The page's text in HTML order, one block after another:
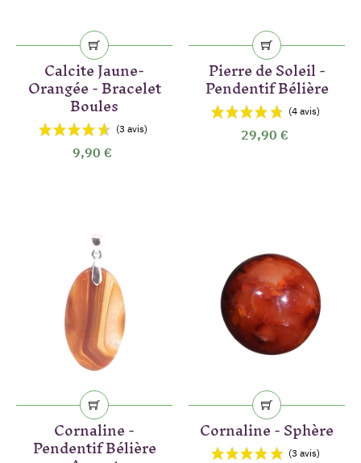
Calcite Jaune-
Orangée - Bracelet
Boules
9,90 €
Pierre de Soleil -
Pendentif Bélière
29,90 €
Cornaline -
Pendentif Bélière
Cornaline - Sphère